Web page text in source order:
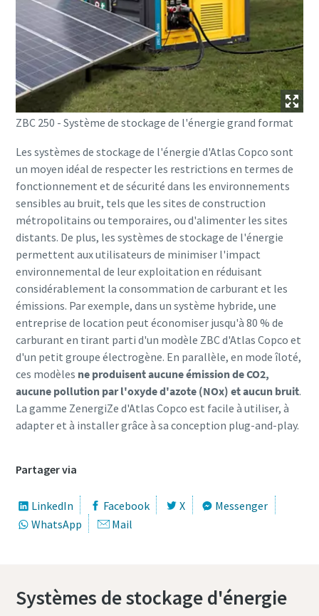
ZBC 250 - Système de stockage de l'énergie grand format
Les systèmes de stockage de l'énergie d'Atlas Copco sont
un moyen idéal de respecter les restrictions en termes de
fonctionnement et de sécurité dans les environnements
sensibles au bruit, tels que les sites de construction
métropolitains ou temporaires, ou d'alimenter les sites
distants. De plus, les systèmes de stockage de l'énergie
permettent aux utilisateurs de minimiser l'impact
environnemental de leur exploitation en réduisant
considérablement la consommation de carburant et les
émissions. Par exemple, dans un système hybride, une
entreprise de location peut économiser jusqu'à 80 % de
carburant en tirant parti d'un modèle ZBC d'Atlas Copco et
d'un petit groupe électrogène. En parallèle, en mode îloté,
ces modèles ne produisent aucune émission de CO2,
aucune pollution par l'oxyde d'azote (NOx) et aucun bruit.
La gamme ZenergiZe d'Atlas Copco est facile à utiliser, à
adapter et à installer grâce à sa conception plug-and-play.
Partager via
LinkedIn Facebook X
Messenger
WhatsApp
Mail
Systèmes de stockage d'énergie